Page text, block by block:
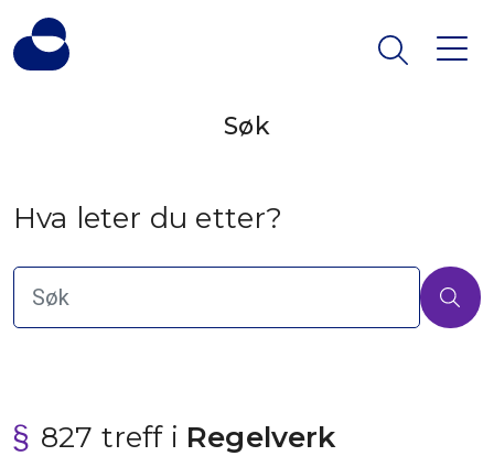
Søk
Hva leter du etter?
827 treff i Regelverk